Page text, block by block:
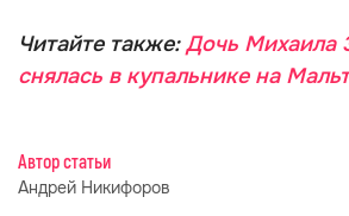
Читайте также:Дочь Михаила
снялась в купальнике на
Автор статьи
Андрей Никифоров